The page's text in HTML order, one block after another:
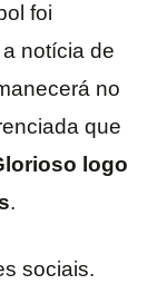
foi
notícia de
no
que
logo
.
sociais.